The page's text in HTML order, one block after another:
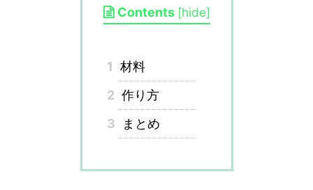
Contents [hide]
1 材料
2 作り方
3
まとめ